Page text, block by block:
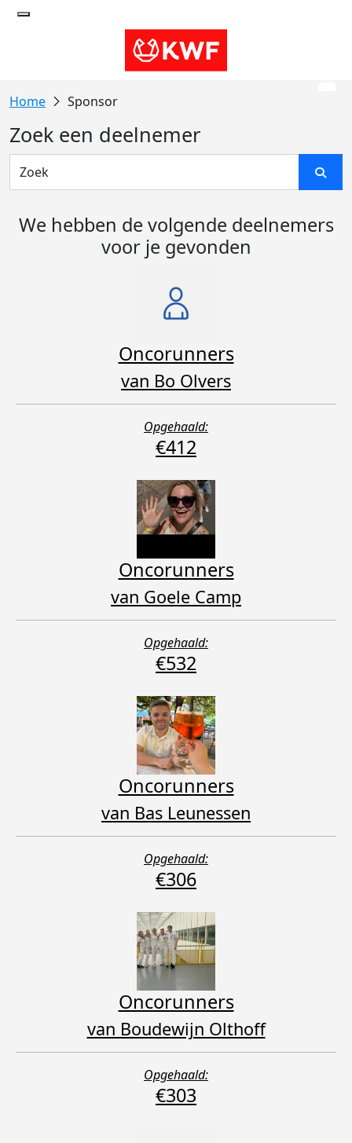
Sponsor
Zoek een deelnemer
We hebben de volgende deelnemers
voor je gevonden
Oncorunners
van Bo Olvers
Opgehaald:
€412
Oncorunners
van Goele Camp
Opgehaald:
€532
Oncorunners
van Bas Leunessen
Opgehaald:
€306
Oncorunners
van Boudewijn Olthoff
Opgehaald:
€303